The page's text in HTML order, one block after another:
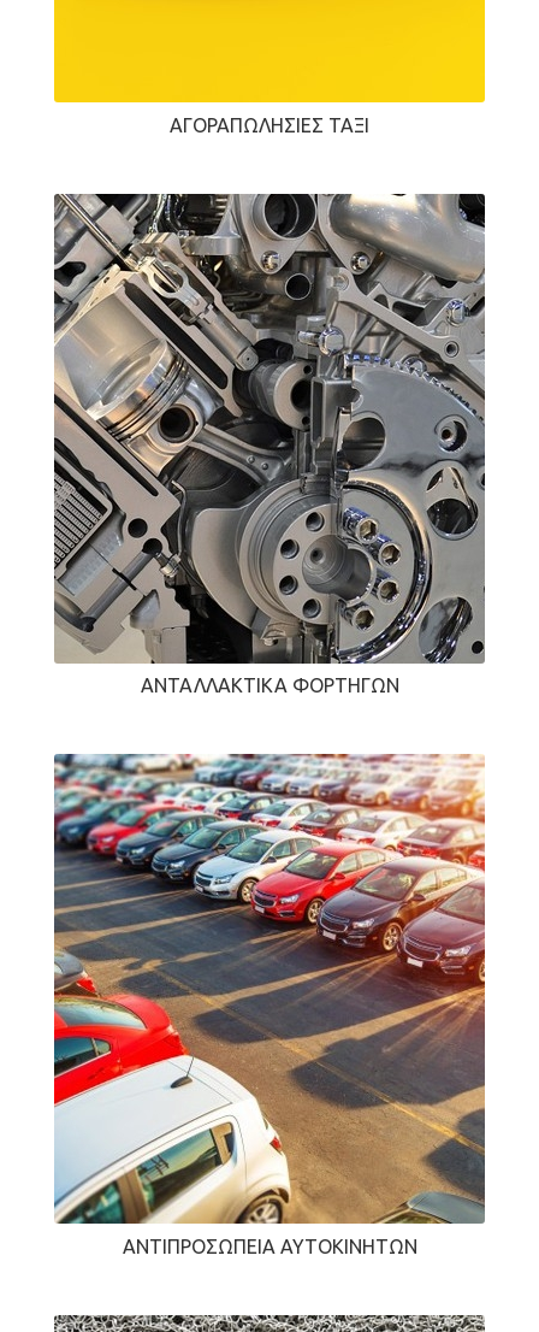
ΑΓΟΡΑΠΩΛΗΣΊΕΣ ΤΑΞΊ
ΑΝΤΑΛΛΑΚΤΙΚΆ ΦΟΡΤΗΓΏΝ
ΑΝΤΙΠΡΟΣΩΠΕΊΑ ΑΥΤΟΚΙΝΉΤΩΝ